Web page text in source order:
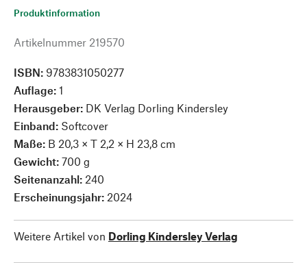
Produktinformation
Artikelnummer 219570
ISBN: 9783831050277
Auflage: 1
Herausgeber: DK Verlag Dorling Kindersley
Einband: Softcover
Maße: B 20,3 × T 2,2 × H 23,8 cm
Gewicht: 700 g
Seitenanzahl: 240
Erscheinungsjahr: 2024
Weitere Artikel von Dorling Kindersley Verlag